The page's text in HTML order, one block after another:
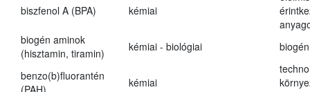
biszfenol A (BPA) kémiai
biogén aminok
(hisztamin, tiramin)
kémiai - biológiai
benzo(b)fluorantén
kémiai